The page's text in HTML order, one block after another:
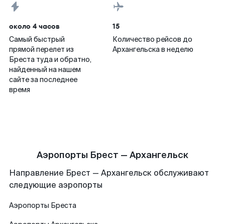
около 4 часов
Самый быстрый
прямой перелет из
Бреста туда и обратно,
найденный на нашем
сайте за последнее
время
15
Количество рейсов до
Архангельска в неделю
Аэропорты Брест — Архангельск
Направление Брест — Архангельск обслуживают
следующие аэропорты
Аэропорты Бреста